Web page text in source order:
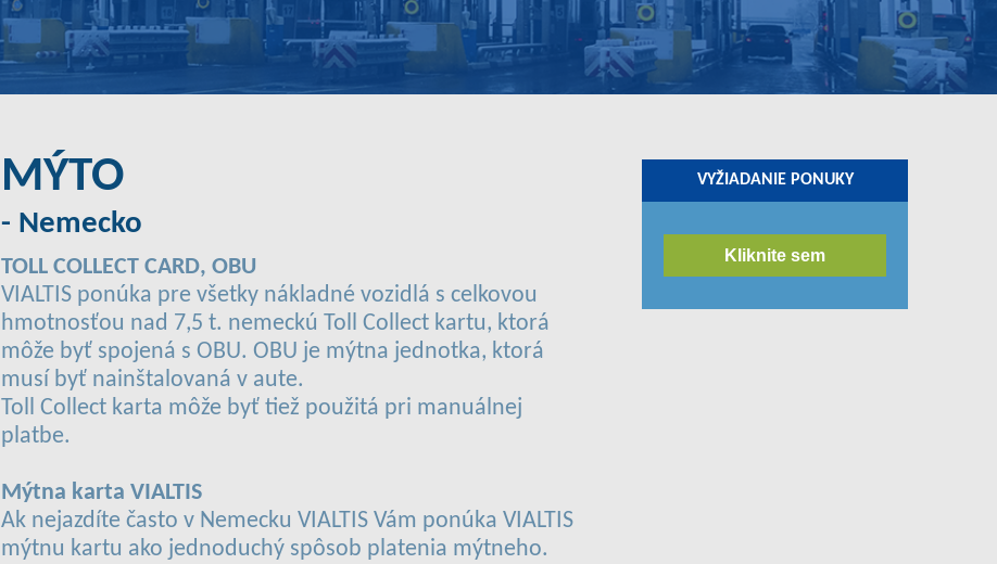
MÝTO
- Nemecko
TOLL COLLECT CARD, OBU
VIALTIS ponúka pre všetky nákladné vozidlá s celkovou
hmotnosťou nad 7,5 t. nemeckú Toll Collect kartu, ktorá
môže byť spojená s OBU. OBU je mýtna jednotka, ktorá
musí byť nainštalovaná v aute.
Toll Collect karta môže byť tiež použitá pri manuálnej
platbe.
Mýtna karta VIALTIS
Ak nejazdíte často v Nemecku VIALTIS Vám ponúka VIALTIS
mýtnu kartu ako jednoduchý spôsob platenia mýtneho.
VYŽIADANIE PONUKY
Kliknite sem